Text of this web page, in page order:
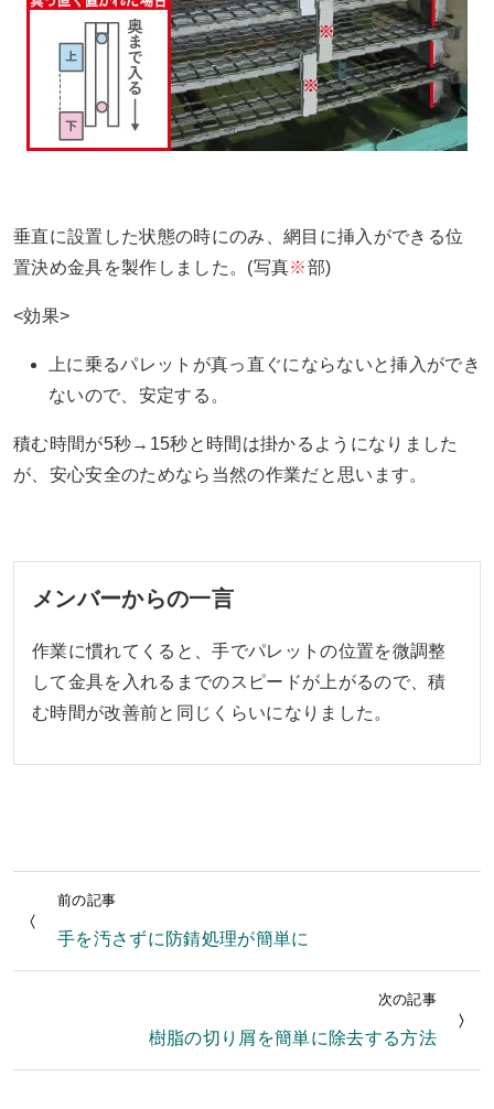
垂直に設置した状態の時にのみ、網目に挿入ができる位
置決め金具を製作しました。(写真※部)
<効果>
上に乗るパレットが真っ直ぐにならないと挿入ができ
ないので、安定する。
積む時間が5秒→15秒と時間は掛かるようになりました
が、安心安全のためなら当然の作業だと思います。
メンバーからの一言
作業に慣れてくると、手でパレットの位置を微調整
して金具を入れるまでのスピードが上がるので、積
む時間が改善前と同じくらいになりました。
前の記事
手を汚さずに防錆処理が簡単に
次の記事
樹脂の切り屑を簡単に除去する方法